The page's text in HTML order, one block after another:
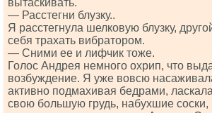
вытаскивать.
— Расстегни блузку..
Я расстегнула шелковую блузку,
себя трахать вибратором.
— Сними ее и лифчик тоже.
Голос Андрея немного охрип, что
возбуждение. Я уже вовсю
активно подмахивая бедрами,
свою большую грудь, набухшие